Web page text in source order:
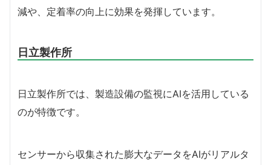
減や、定着率の向上に効果を発揮しています。
日立製作所
日立製作所では、製造設備の監視にAIを活用している
のが特徴です。
センサーから収集された膨大なデータをAIがリアルタ